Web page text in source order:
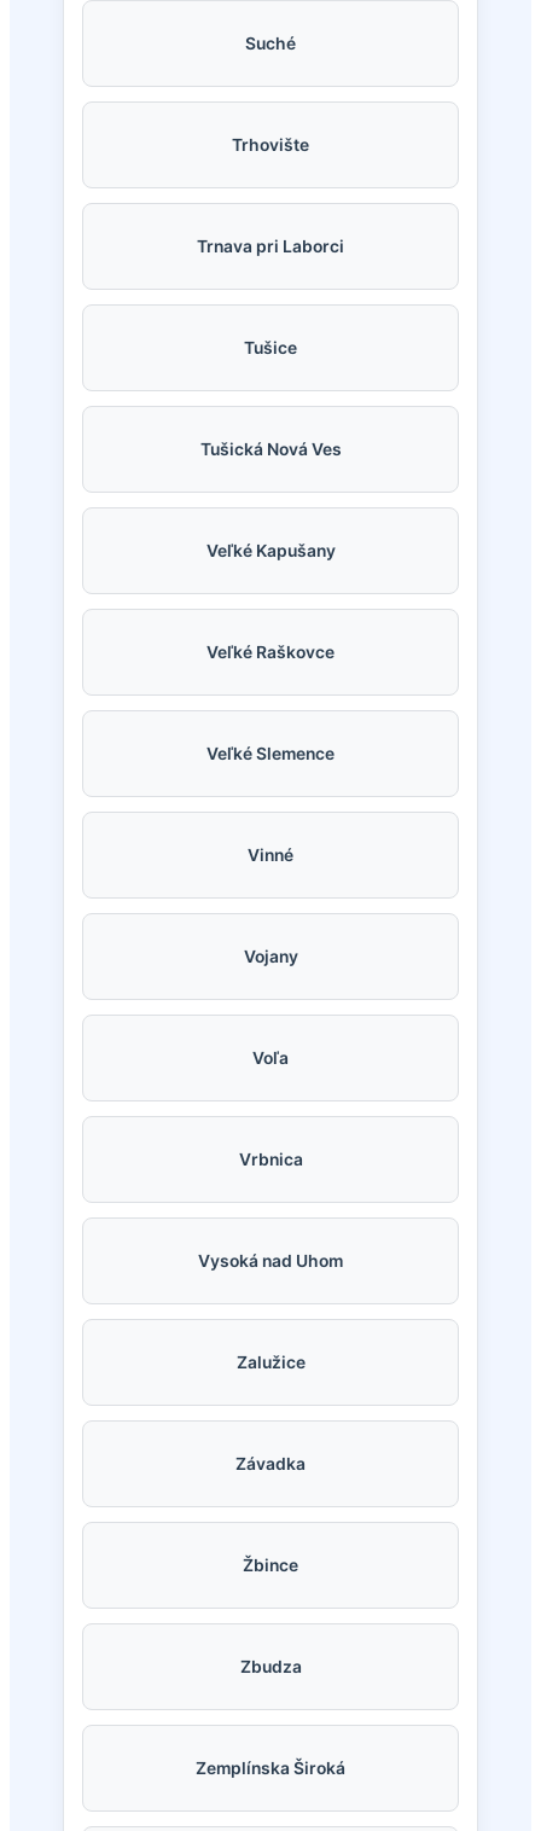
Suché
Trhovište
Trnava pri Laborci
Tušice
Tušická Nová Ves
Veľké Kapušany
Veľké Raškovce
Veľké Slemence
Vinné
Vojany
Voľa
Vrbnica
Vysoká nad Uhom
Zalužice
Závadka
Žbince
Zbudza
Zemplínska Široká